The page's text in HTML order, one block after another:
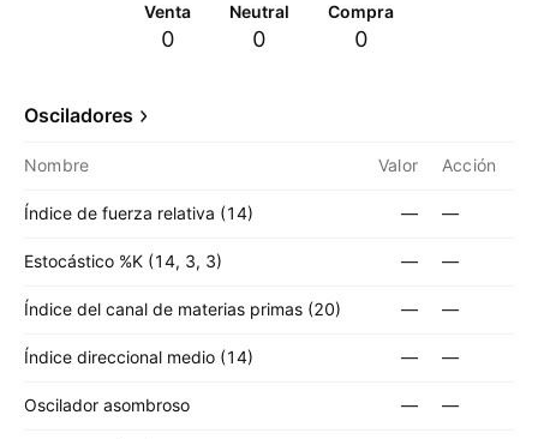
Venta
0
Neutral
0
Compra
0
Osciladores
Nombre Valor Acción
Índice de fuerza relativa (14) — —
Estocástico %K (14, 3, 3) — —
Índice del canal de materias primas (20) — —
Índice direccional medio (14) — —
Oscilador asombroso — —